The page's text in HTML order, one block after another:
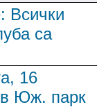
Всички
са
16
Юж. парк